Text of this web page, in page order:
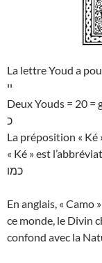
La lettre Youd a
יי
Deux Youds = 20 =
כ
La préposition « Ké
« Ké » est
כמו
En anglais, « Camo
ce monde, le Divin
confond avec la